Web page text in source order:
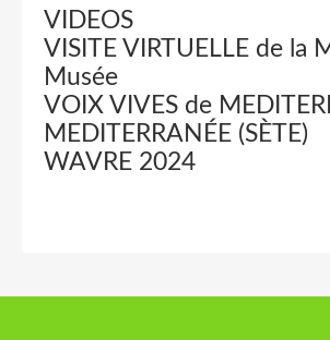
VIDEOS
VISITE VIRTUELLE de la
Musée
VOIX VIVES de
MEDITERRANÉE (SÈTE)
WAVRE 2024